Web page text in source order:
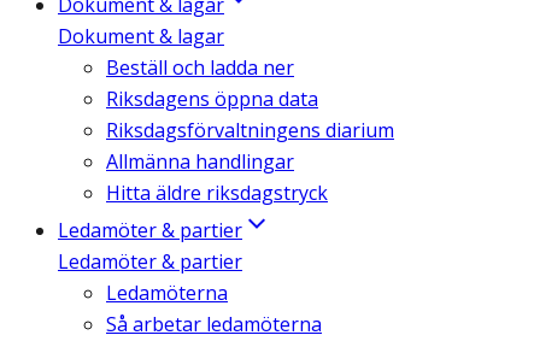
Dokument & lagar
Beställ och ladda ner
Riksdagens öppna data
Riksdagsförvaltningens diarium
Allmänna handlingar
Hitta äldre riksdagstryck
Ledamöter & partier
Ledamöter & partier
Ledamöterna
Så arbetar ledamöterna